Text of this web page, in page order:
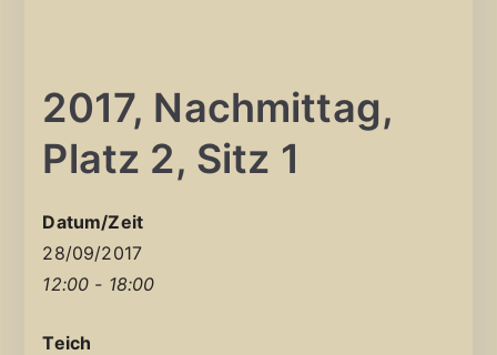
2017, Nachmittag,
Platz 2, Sitz 1
Datum/Zeit
28/09/2017
12:00 - 18:00
Teich